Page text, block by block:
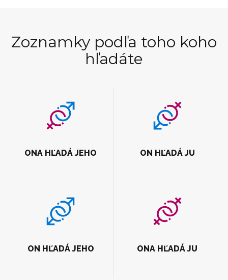
Zoznamky podľa toho koho
hľadáte
ONA HĽADÁ JEHO ON HĽADÁ JU
ON HĽADÁ JEHO ONA HĽADÁ JU